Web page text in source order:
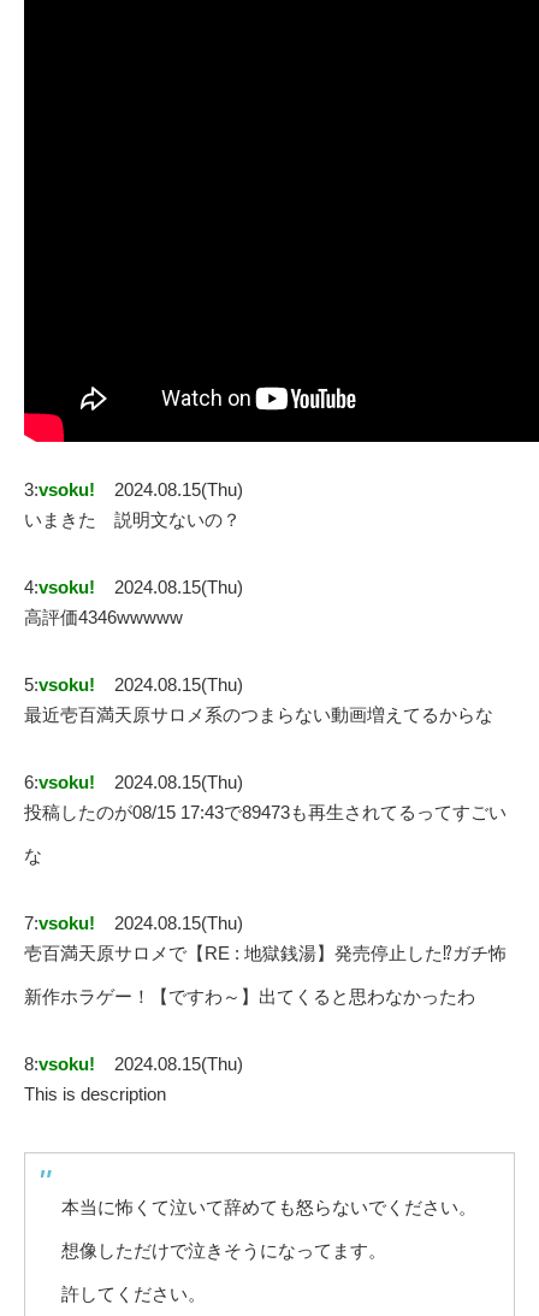
3:vsoku!
2024.08.15(Thu)
いまきた 説明文ないの？
4:vsoku!
2024.08.15(Thu)
高評価4346wwwww
5:vsoku!
2024.08.15(Thu)
最近壱百満天原サロメ系のつまらない動画増えてるからな
6:vsoku!
2024.08.15(Thu)
投稿したのが08/15 17:43で89473も再生されてるってすごい
な
7:vsoku!
2024.08.15(Thu)
壱百満天原サロメで【RE : 地獄銭湯】発売停止した⁉ガチ怖
新作ホラゲー！【ですわ～】出てくると思わなかったわ
8:vsoku!
2024.08.15(Thu)
This is description
本当に怖くて泣いて辞めても怒らないでください。
想像しただけで泣きそうになってます。
許してください。